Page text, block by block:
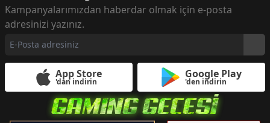
Kampanyalarımızdan haberdar olmak için e-posta
adresinizi yazınız.
App Store
'dan indirin
Google Play
'den indirin